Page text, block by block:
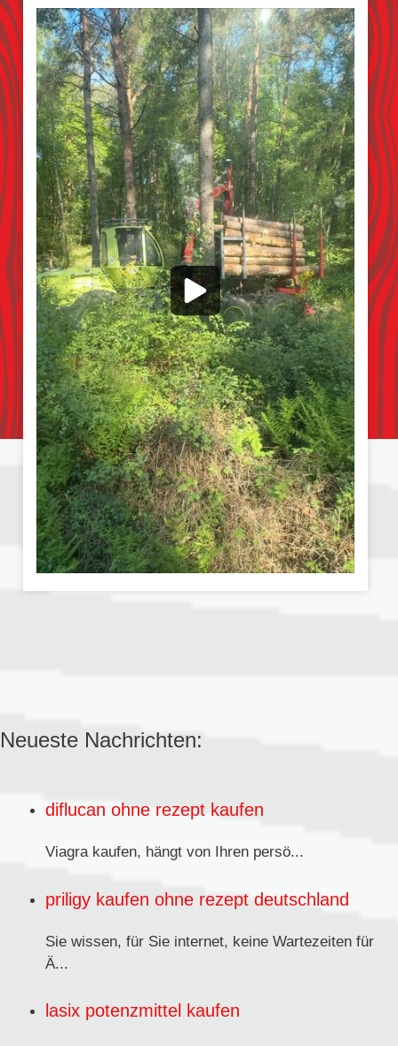
Neueste Nachrichten:
diflucan ohne rezept kaufen
Viagra kaufen, hängt von Ihren persö...
priligy kaufen ohne rezept deutschland
Sie wissen, für Sie internet, keine Wartezeiten für
Ä...
lasix potenzmittel kaufen